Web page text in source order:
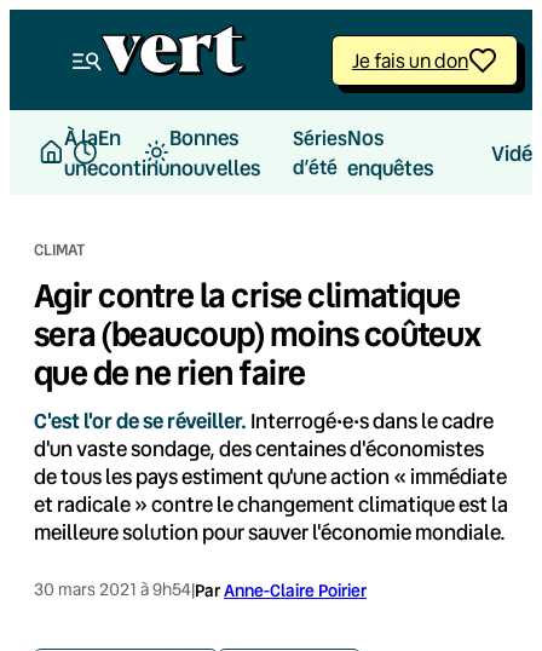
Je fais un don
À la
une
En
continu
Bonnes
nouvelles
Séries
d’été
Nos
enquêtes
CLIMAT
Agir contre la crise climatique
sera (beaucoup) moins coûteux
que de ne rien faire
C'est l'or de se réveiller. Interrogé•e•s dans le cadre
d'un vaste sondage, des centaines d'économistes
de tous les pays estiment qu'une action « immédiate
et radicale » contre le changement climatique est la
meilleure solution pour sauver l'économie mondiale.
30 mars 2021 à 9h54|ParAnne-Claire Poirier